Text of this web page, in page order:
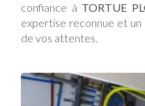
confiance à TORTUE
expertise reconnue et
de vos attentes.